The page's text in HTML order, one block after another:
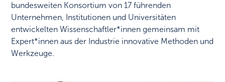
bundesweiten Konsortium von 17 führenden
Unternehmen, Institutionen und Universitäten
entwickelten Wissenschaftler*innen gemeinsam mit
Expert*innen aus der Industrie innovative Methoden und
Werkzeuge.